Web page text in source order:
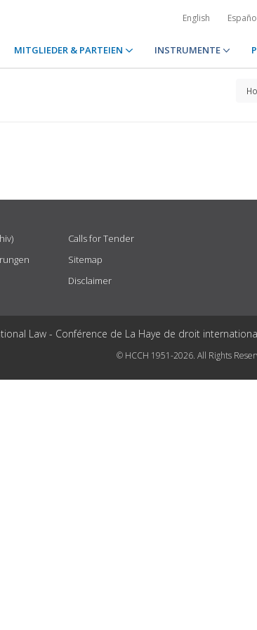
English
MITGLIEDER & PARTEIEN INSTRUMENTE
Calls for Tender
Sitemap
Disclaimer
Law - Conférence de La Haye de droit
© HCCH 1951-2026. All Rights